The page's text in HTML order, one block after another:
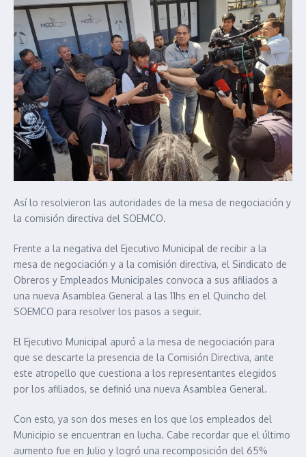
Así lo resolvieron las autoridades de la mesa de negociación y
la comisión directiva del SOEMCO.
Frente a la negativa del Ejecutivo Municipal de recibir a la
mesa de negociación y a la comisión directiva, el Sindicato de
Obreros y Empleados Municipales convoca a sus afiliados a
una nueva Asamblea General a las 11hs en el Quincho del
SOEMCO para resolver los pasos a seguir.
El Ejecutivo Municipal apuró a la mesa de negociación para
que se descarte la presencia de la Comisión Directiva, ante
este atropello que cuestiona a los representantes elegidos
por los afiliados, se definió una nueva Asamblea General.
Con esto, ya son dos meses en los que los empleados del
Municipio se encuentran en lucha. Cabe recordar que el último
aumento fue en Julio y logró una recomposición del 65%